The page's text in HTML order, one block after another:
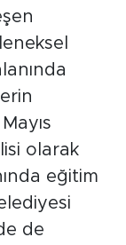
olarak
eğitim
de